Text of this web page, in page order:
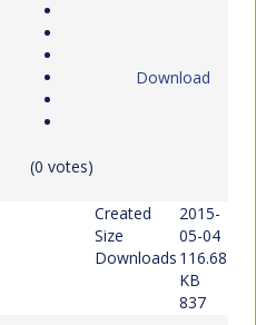
(0 votes)
Download
Created
Size
Downloads
2015-
05-04
116.68
KB
837